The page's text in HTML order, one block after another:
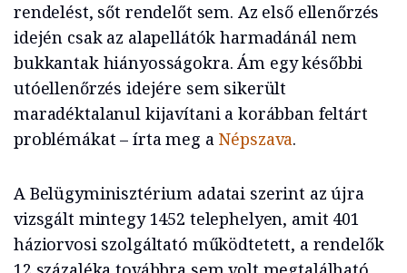
rendelést, sőt rendelőt sem. Az első ellenőrzés
idején csak az alapellátók harmadánál nem
bukkantak hiányosságokra. Ám egy későbbi
utóellenőrzés idejére sem sikerült
maradéktalanul kijavítani a korábban feltárt
problémákat – írta meg a Népszava.
A Belügyminisztérium adatai szerint az újra
vizsgált mintegy 1452 telephelyen, amit 401
háziorvosi szolgáltató működtetett, a rendelők